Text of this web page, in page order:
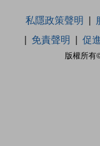
版權所有
私隱政策聲明
免責聲明
促